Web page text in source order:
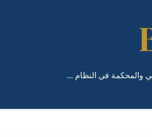
والمحكمة في النظام ...